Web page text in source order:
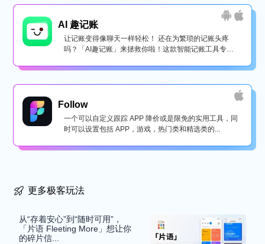
AI 趣记账
让记账变得像聊天一样轻松！ 还在为繁琐的记账头疼
吗？「AI趣记账」来拯救你啦！这款智能记账工具专为
Follow
一个可以自定义跟踪 APP 降价或是限免的实用工具，同
时可以设置包括 APP，游戏，热门类和精选类的...
更多极客玩法
从“存着安心”到“随时可用”，
「片语 Fleeting More」想让你
的碎片信...